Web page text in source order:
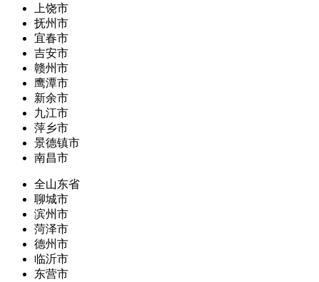
上饶市
抚州市
宜春市
吉安市
赣州市
鹰潭市
新余市
九江市
萍乡市
景德镇市
南昌市
全山东省
聊城市
滨州市
菏泽市
德州市
临沂市
东营市